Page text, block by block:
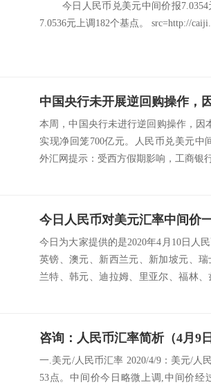
今日人民币兑美元中间价报7.0354
7.0536元上调182个基点。 src=http://
本周，中国央行未进行逆回购操作，因
实现净回笼700亿元。人民币兑美元中
外汇网提示：受西方假期影响，工商银
今日人民币对美元汇率中间价
今日为大家提供的是2020年4月10日人
英镑、澳元、新西兰元、新加坡元、
兰特、韩元、迪拉姆、里亚尔、福林
咨询：人民币汇率简析（4月9
一.美元/人民币汇率 2020/4/9：美元/人
53点。中间价今日略微上调,中间价经